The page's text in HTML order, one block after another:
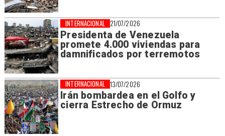
21/07/2026
Presidenta de Venezuela
promete 4.000 viviendas para
damnificados por terremotos
INTERNACIONAL
13/07/2026
Irán bombardea en el Golfo y
cierra Estrecho de Ormuz
INTERNACIONAL